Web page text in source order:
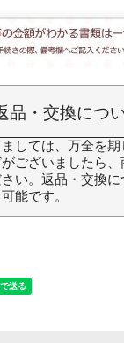
品・交換につ
しては、万全を
ございましたら、
い。返品・交換
能です。